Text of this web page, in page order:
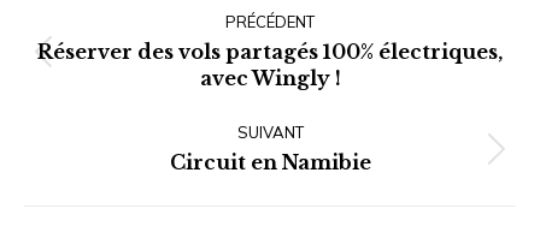
PRÉCÉDENT
Article
précédent
:
Réserver des vols partagés 100% électriques,
avec Wingly !
SUIVANT
Article
Circuit en Namibie